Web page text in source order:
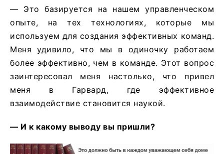
— Это базируется на нашем управленческом
опыте, на тех технологиях, которые мы
используем для создания эффективных команд.
Меня удивило, что мы в одиночку работаем
более эффективно, чем в команде. Этот вопрос
заинтересовал меня настолько, что привел
меня в Гарвард, где эффективное
взаимодействие становится наукой.
— И к какому выводу вы пришли?